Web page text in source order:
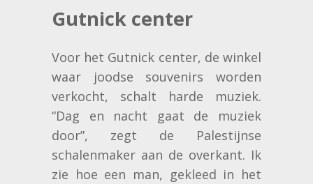
Gutnick center
Voor het Gutnick center, de winkel
waar joodse souvenirs worden
verkocht, schalt harde muziek.
“Dag en nacht gaat de muziek
door”, zegt de Palestijnse
schalenmaker aan de overkant. Ik
zie hoe een man, gekleed in het